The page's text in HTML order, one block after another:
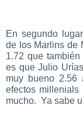
En segundo
de los Marlins de
1.72 que
es que Julio
muy bueno 2.56
efectos millenials
mucho. Ya sabe